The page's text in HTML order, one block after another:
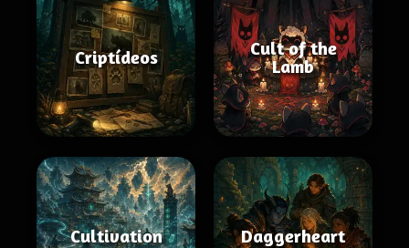
Criptídeos
Cult of the
Lamb
Cultivation Daggerheart